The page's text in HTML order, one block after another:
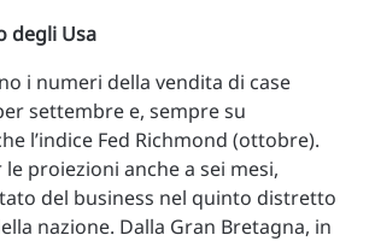
degli Usa
i numeri della vendita di case
settembre e, sempre su
l’indice Fed Richmond (ottobre).
proiezioni anche a sei mesi,
del business nel quinto distretto
nazione. Dalla Gran Bretagna, in